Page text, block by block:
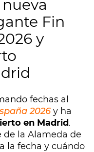
Fin
y
fechas al
2026 y ha
en Madrid.
de la Alameda de
la fecha y cuándo